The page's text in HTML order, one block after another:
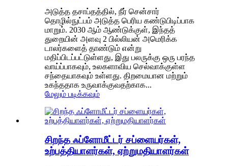
அடுத்த தசாப்தத்தில், நீர் சென்சார்
தொழில்நுட்பம் அடுத்த பெரிய கண்டுபிடிப்பாக
மாறும். 2030 ஆம் ஆண்டுக்குள், இந்தத்
துறையின் அளவு 2 பில்லியன் அமெரிக்க
டாலர்களைத் தாண்டும் என்று
மதிப்பிடப்பட்டுள்ளது, இது பலருக்கு ஒரு பரந்த
வாய்ப்பாகவும், உலகளாவிய செல்வாக்குள்ள
சந்தையாகவும் உள்ளது. திறமையான மற்றும்
உகந்ததாக உருவாக்குவதற்காக...
மேலும் படிக்கவும்
சிறந்த ஃப்ளோமீட்டர் சப்ளையர்கள்,
உற்பத்தியாளர்கள், ஏற்றுமதியாளர்கள்